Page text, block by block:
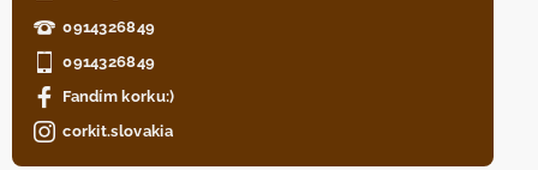
0914326849
0914326849
Fandím korku:)
corkit.slovakia